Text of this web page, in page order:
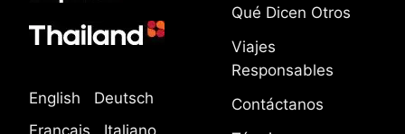
English
Deutsch
Français
Italiano
Qué Dicen Otros
Viajes
Responsables
Contáctanos